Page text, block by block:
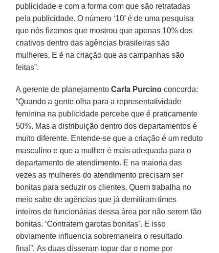
publicidade e com a forma com que são retratadas
pela publicidade. O número ‘10’ é de uma pesquisa
que nós fizemos que mostrou que apenas 10% dos
criativos dentro das agências brasileiras são
mulheres. E é na criação que as campanhas são
feitas”.
A gerente de planejamentoCarla Purcino concorda:
“Quando a gente olha para a representatividade
feminina na publicidade percebe que é praticamente
50%. Mas a distribuição dentro dos departamentos é
muito diferente. Entende-se que a criação é um reduto
masculino e que a mulher é mais adequada para o
departamento de atendimento. E na maioria das
vezes as mulheres do atendimento precisam ser
bonitas para seduzir os clientes. Quem trabalha no
meio sabe de agências que já demitiram times
inteiros de funcionárias dessa área por não serem tão
bonitas. ‘Contratem garotas bonitas’. E isso
obviamente influencia sobremaneira o resultado
final”. As duas disseram topar dar o nome por